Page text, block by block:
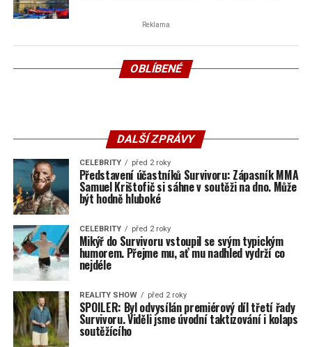
Reklama
OBLÍBENÉ
DALŠÍ ZPRÁVY
CELEBRITY před 2 roky
Představení účastníků Survivoru: Zápasník MMA
Samuel Krištofič si sáhne v soutěži na dno. Může
být hodně hluboké
CELEBRITY před 2 roky
Mikýř do Survivoru vstoupil se svým typickým
humorem. Přejme mu, ať mu nadhled vydrží co
nejdéle
REALITY SHOW před 2 roky
SPOILER: Byl odvysílán premiérový díl třetí řady
Survivoru. Viděli jsme úvodní taktizování i kolaps
soutěžícího